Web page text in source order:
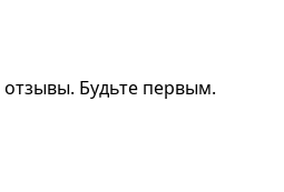
Будьте первым.